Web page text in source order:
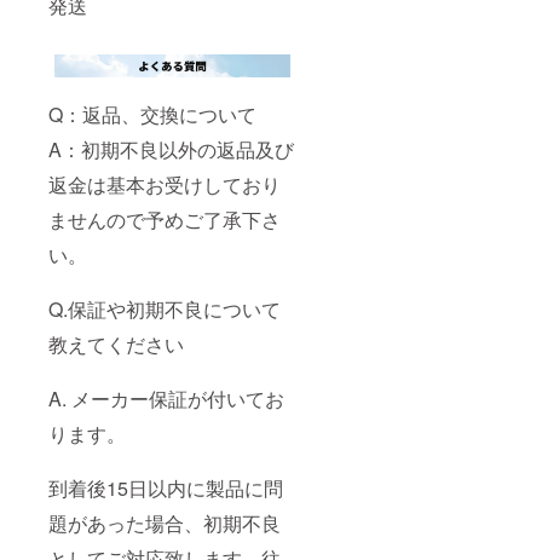
発送
Q：返品、交換について
A：初期不良以外の返品及び
返金は基本お受けしており
ませんので予めご了承下さ
い。
Q.保証や初期不良について
教えてください
A. メーカー保証が付いてお
ります。
到着後15日以内に製品に問
題があった場合、初期不良